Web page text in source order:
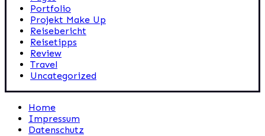
Portfolio
Projekt Make Up
Reisebericht
Reisetipps
Review
Travel
Uncategorized
Home
Impressum
Datenschutz